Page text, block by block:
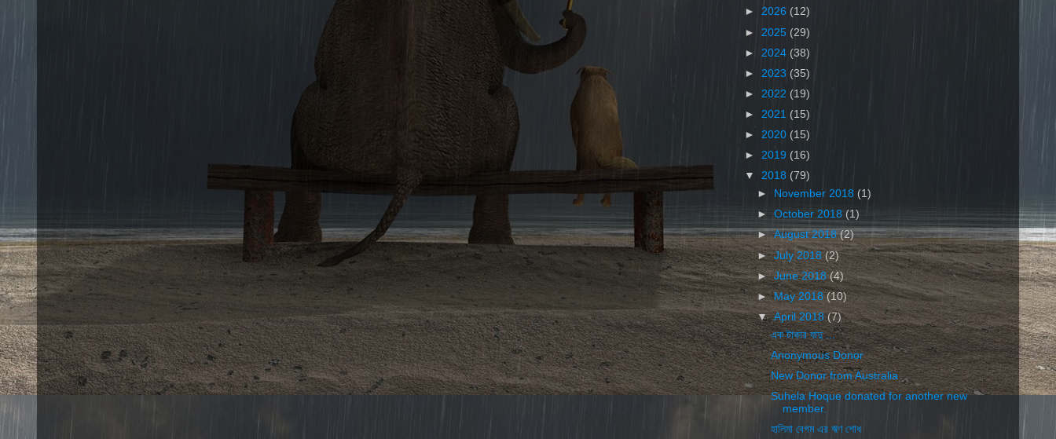
► 2026 (12)
► 2025 (29)
► 2024 (38)
► 2023 (35)
► 2022 (19)
► 2021 (15)
► 2020 (15)
► 2019 (16)
▼ 2018 (79)
►
November 2018 (1)
►October 2018(1)
►August 2018(2)
►July 2018(2)
►June 2018(4)
►May 2018(10)
▼April 2018(7)
এক টাকার যাদু ...
Anonymous Donor
New Donor from Australia
Suhela Hoque donated for another new
member.
হালিমা বেগম এর ঋণ শোধ